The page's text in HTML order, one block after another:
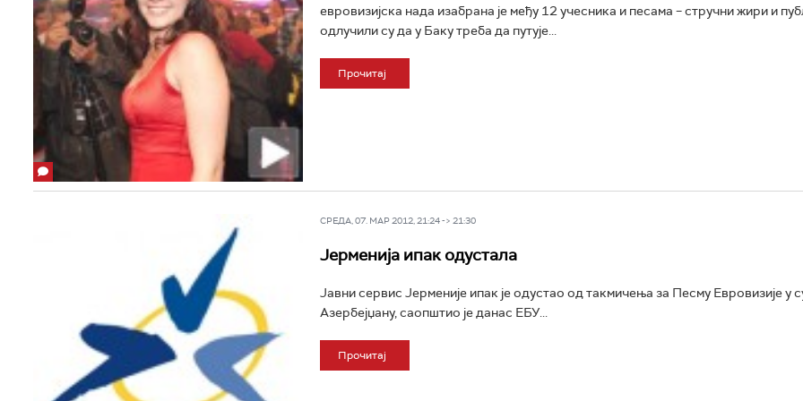
евровизијска нада изабрана је међу 12 учесника и песама – стручни жири и
одлучили су да у Баку треба да путује...
Прочитај
СРЕДА, 07. МАР 2012, 21:24 -> 21:30
Јерменија ипак одустала
Јавни сервис Јерменије ипак је одустао од такмичења за Песму Евровизије у
Азербејџану, саопштио је данас ЕБУ...
Прочитај